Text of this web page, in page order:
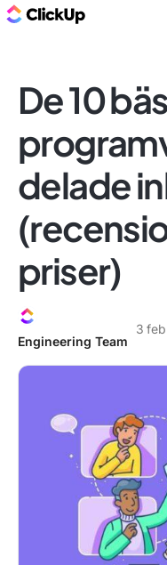
De 10
delade
priser)
Engineering Team
3